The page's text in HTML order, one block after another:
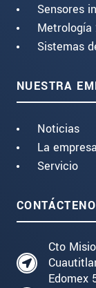
Sensores
Metrología
Sistemas
NUESTRA
Noticias
La empresa
Servicio
Cto
Edomex